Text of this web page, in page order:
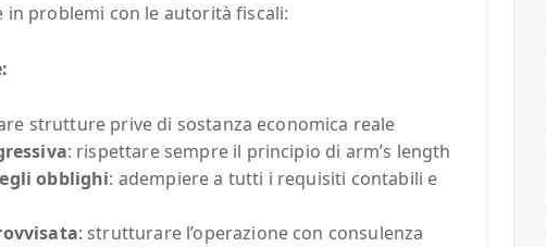
problemi con le autorità fiscali:
strutture prive di sostanza economica reale
: rispettare sempre il principio di arm’s length
obblighi: adempiere a tutti i requisiti contabili e
: strutturare l’operazione con consulenza